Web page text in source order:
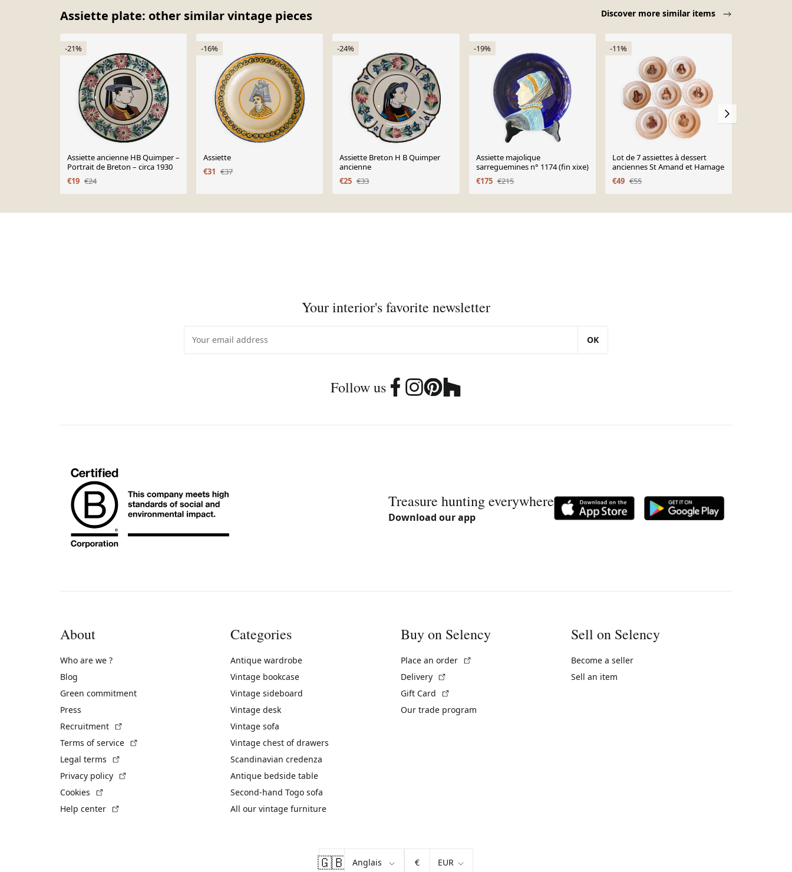
Assiette plate: other similar vintage pieces Discover more similar items
-21%
Assiette ancienne HB Quimper –
Portrait de Breton – circa 1930
€19 €24
-16%
Assiette
€31 €37
-24%
Assiette Breton H B Quimper
ancienne
€25 €33
-19%
Assiette majolique
sarreguemines n° 1174 (fin xixe)
€175 €215
-11%
Lot de 7 assiettes à dessert
anciennes St Amand et Hamage
€49 €55
Your interior's favorite newsletter
OK
Follow us
Treasure hunting everywhere
Download our app
About
Who are we ?
Blog
Green commitment
Press
Recruitment
Terms of service
Legal terms
Privacy policy
Cookies
Help center
Categories
Antique wardrobe
Vintage bookcase
Vintage sideboard
Vintage desk
Vintage sofa
Vintage chest of drawers
Scandinavian credenza
Antique bedside table
Second-hand Togo sofa
All our vintage furniture
Buy on Selency
Place an order
Delivery
Gift Card
Our trade program
Sell on Selency
Become a seller
Sell an item
🇬🇧 €